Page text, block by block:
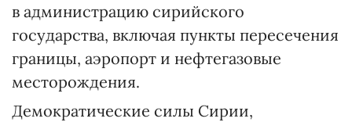
в администрацию сирийского
государства, включая пункты пересечения
границы, аэропорт и нефтегазовые
месторождения.
Демократические силы Сирии,